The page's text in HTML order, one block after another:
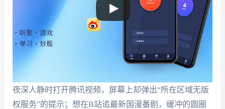
夜深人静时打开腾讯视频，屏幕上却弹出“所在区域无版
权服务”的提示；想在B站追最新国漫番剧，缓冲的圆圈